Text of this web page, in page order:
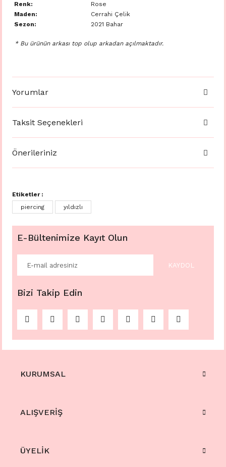
Renk:
Rose
Maden:
Cerrahi Çelik
Sezon:
2021 Bahar
* Bu ürünün arkası top olup arkadan açılmaktadır.
Yorumlar
Taksit Seçenekleri
Önerileriniz
Etiketler :
piercing
yıldızlı
E-Bültenimize Kayıt Olun
KAYDOL
Bizi Takip Edin
KURUMSAL
ALIŞVERİŞ
ÜYELİK